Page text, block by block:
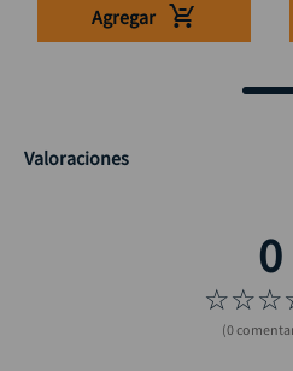
Agregar
Valoraciones
☆☆☆
(0